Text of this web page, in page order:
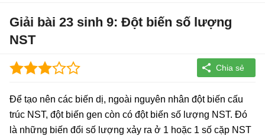
Giải bài 23 sinh 9: Đột biến số lượng
NST
Để tạo nên các biến dị, ngoài nguyên nhân đột biến cấu
trúc NST, đột biến gen còn có đột biến số lượng NST. Đó
là những biến đổi số lượng xảy ra ở 1 hoặc 1 số cặp NST